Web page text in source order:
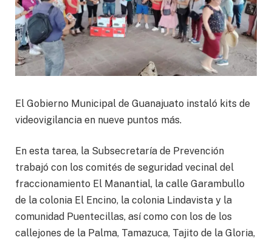
El Gobierno Municipal de Guanajuato instaló kits de
videovigilancia en nueve puntos más.
En esta tarea, la Subsecretaría de Prevención
trabajó con los comités de seguridad vecinal del
fraccionamiento El Manantial, la calle Garambullo
de la colonia El Encino, la colonia Lindavista y la
comunidad Puentecillas, así como con los de los
callejones de la Palma, Tamazuca, Tajito de la Gloria,